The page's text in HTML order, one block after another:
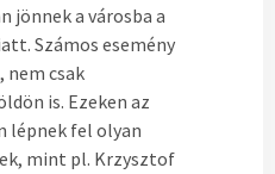
jönnek a városba a
Számos esemény
csak
is. Ezeken az
lépnek fel olyan
mint pl. Krzysztof